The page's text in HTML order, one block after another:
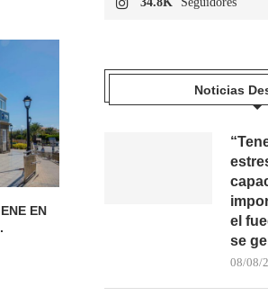
EN
ESPECTACULAR VUELCO
CAMIÓN EN LA FV-109...
Noticias
el
se
08/08/